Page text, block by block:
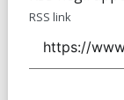
RSS link